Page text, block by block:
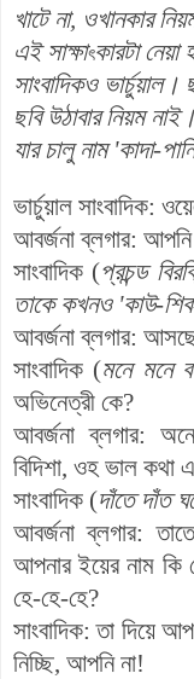
খাটে না, ওখানকার
এই সাক্ষাৎকারটা
সাংবাদিকও ভার্চুয়াল।
ছবি উঠাবার নিয়ম
যার চালু নাম 'কাদা-
ভার্চুয়াল সাংবাদিক:
আবর্জনা ব্লগার: আপনি
সাংবাদিক (প্রচন্ড
তাকে কখনও 'কাউ-
আবর্জনা ব্লগার:
সাংবাদিক (মনে মনে
অভিনেত্রী কে?
আবর্জনা ব্লগার:
বিদিশা, ওহ ভাল কথা
সাংবাদিক (দাঁতে দাঁত
আবর্জনা ব্লগার:তাতে
আপনার ইয়ের নাম কি
হে-হে-হে?
সাংবাদিক:তা দিয়ে
নিচ্ছি, আপনি না!